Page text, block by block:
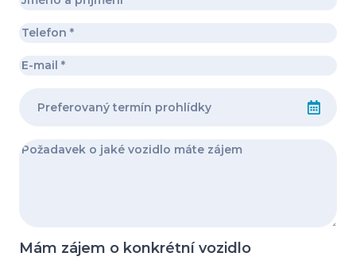
Mám zájem o konkrétní vozidlo